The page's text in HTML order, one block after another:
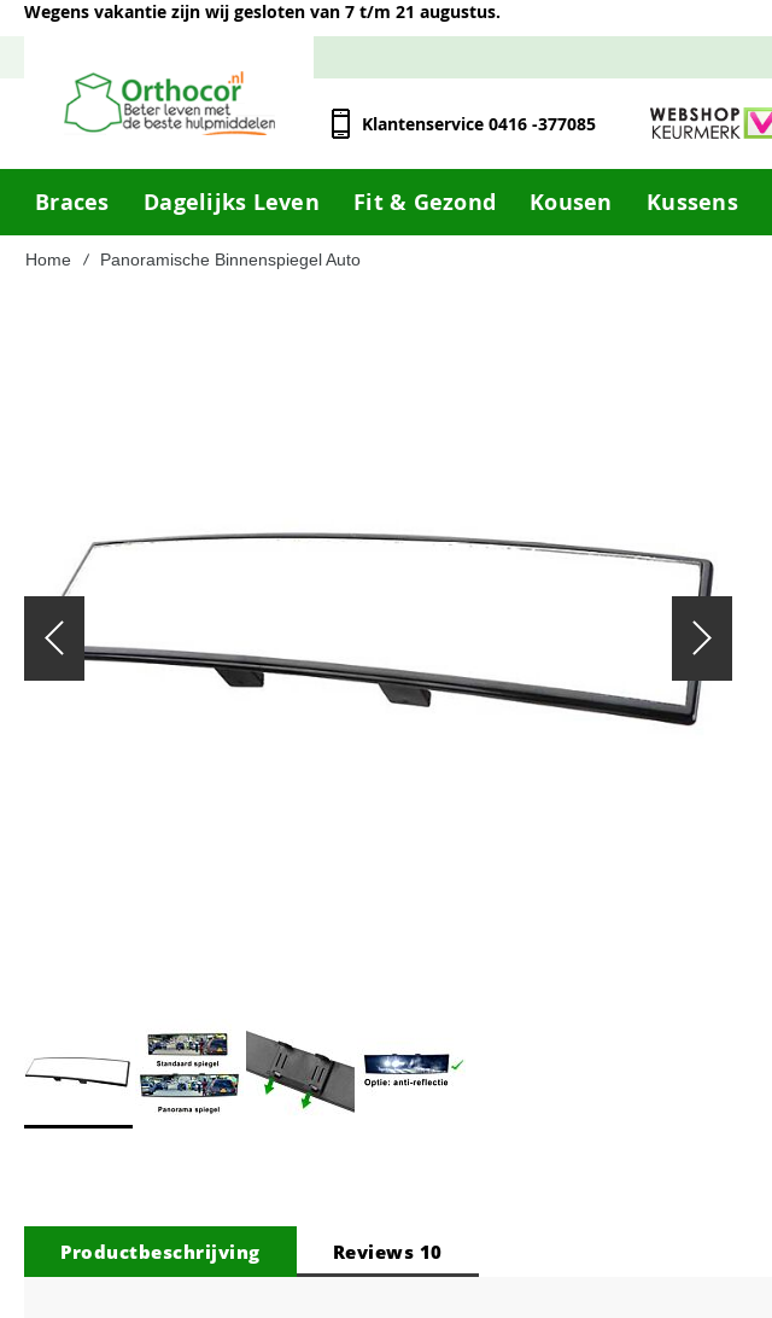
Wegens vakantie zijn wij gesloten van 7 t/m 21 augustus.
Klantenservice 0416 -377085
Braces Dagelijks Leven Fit & Gezond Kousen Kussens
Home Panoramische Binnenspiegel Auto
Productbeschrijving Reviews 10